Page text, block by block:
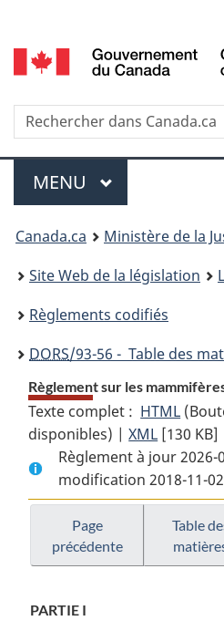
de
la
selection
Recherche
Menu
MENU PRINCIPAL
You
are
here:
Canada.ca
Ministère de la
Site Web de la législation
Règlements codifiés
DORS/93-56 - Table des
Règlement sur les
Texte complet : HTML Texte
:
sur
les
disponibles) |XML Texte
complet
:
sur
les
[130 KB]
Règlement à jour
modification 2018-11-02
Page
précédente
Table
PARTIE I